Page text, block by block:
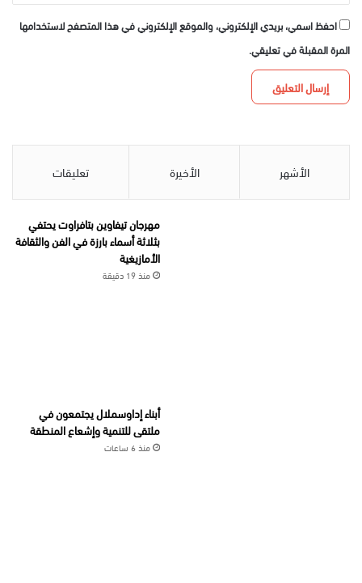
احفظ اسمي، بريدي الإلكتروني، والموقع الإلكتروني في هذا المتصفح لاستخدامها
المرة المقبلة في تعليقي.
الأشهر الأخيرة تعليقات
مهرجان تيفاوين بتافراوت يحتفي
بثلاثة أسماء بارزة في الفن والثقافة
الأمازيغية
منذ 19 دقيقة
أبناء إداوسملال يجتمعون في
ملتقى للتنمية وإشعاع المنطقة
منذ 6 ساعات